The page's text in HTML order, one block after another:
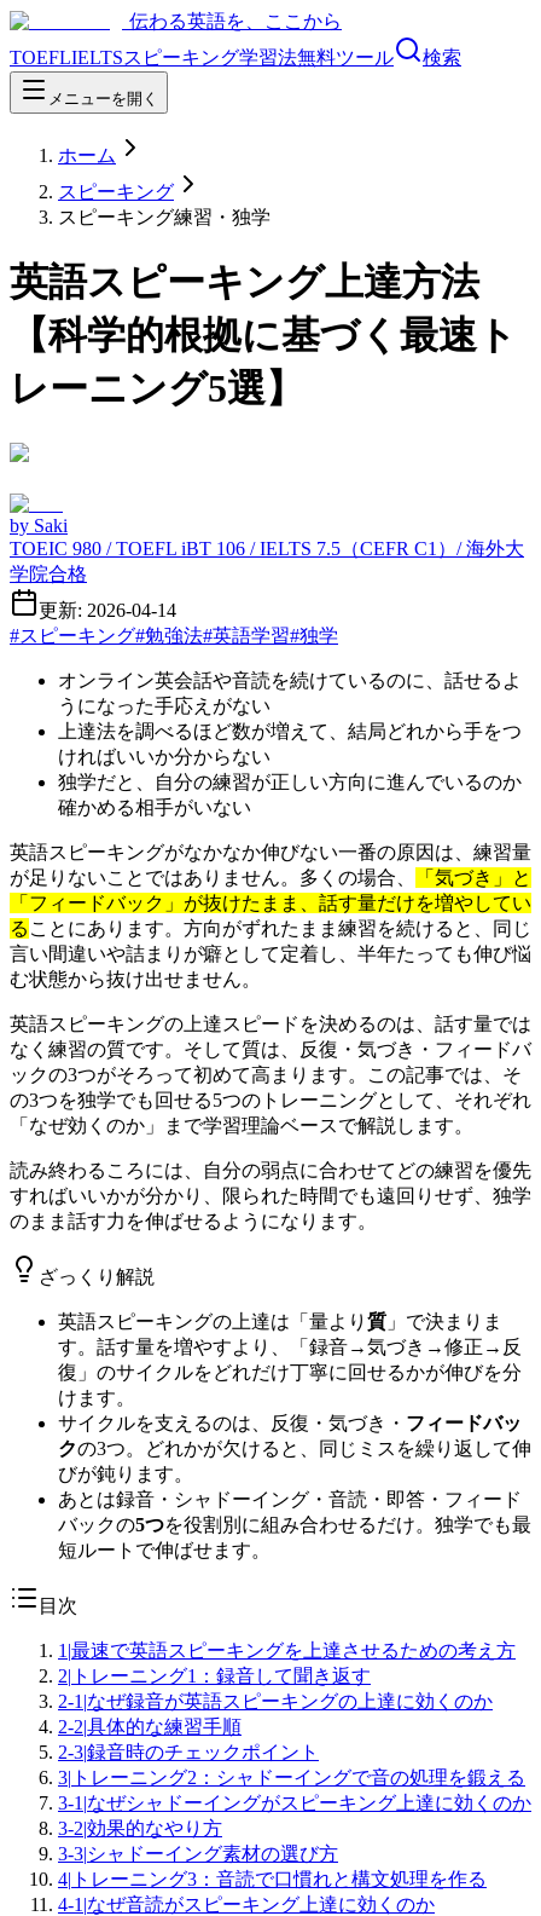
伝わる英語を、ここから
TOEFLIELTSスピーキング学習法無料ツール 検索
メニューを開く
ホーム
スピーキング
スピーキング練習・独学
英語スピーキング上達方法
【科学的根拠に基づく最速ト
レーニング5選】
by Saki
TOEIC 980 / TOEFL iBT 106 / IELTS 7.5（CEFR C1）/ 海外大
学院合格
更新: 2026-04-14
#スピーキング#勉強法#英語学習#独学
オンライン英会話や音読を続けているのに、話せるよ
うになった手応えがない
上達法を調べるほど数が増えて、結局どれから手をつ
ければいいか分からない
独学だと、自分の練習が正しい方向に進んでいるのか
確かめる相手がいない
英語スピーキングがなかなか伸びない一番の原因は、練習量
が足りないことではありません。多くの場合、
「気づき」と
「フィードバック」が抜けたまま、話す量だけを増やしてい
る ことにあります。方向がずれたまま練習を続けると、同じ
言い間違いや詰まりが癖として定着し、半年たっても伸び悩
む状態から抜け出せません。
英語スピーキングの上達スピードを決めるのは、話す量では
なく練習の質です。そして質は、反復・気づき・フィードバ
ックの3つがそろって初めて高まります。この記事では、そ
の3つを独学でも回せる5つのトレーニングとして、それぞれ
「なぜ効くのか」まで学習理論ベースで解説します。
読み終わるころには、自分の弱点に合わせてどの練習を優先
すればいいかが分かり、限られた時間でも遠回りせず、独学
のまま話す力を伸ばせるようになります。
ざっくり解説
英語スピーキングの上達は「量より 質 」で決まりま
す。話す量を増やすより、「録音→気づき→修正→反
復」のサイクルをどれだけ丁寧に回せるかが伸びを分
けます。
サイクルを支えるのは、反復・気づき・ フィードバッ
クの3つ。どれかが欠けると、同じミスを繰り返して伸
びが鈍ります。
あとは録音・シャドーイング・音読・即答・フィード
バックの5つを役割別に組み合わせるだけ。独学でも最
短ルートで伸ばせます。
目次
1 |最速で英語スピーキングを上達させるための考え方
2| トレーニング1：録音して聞き返す
2-1 |なぜ録音が英語スピーキングの上達に効くのか
2-2|具体的な練習手順
2-3|録音時のチェックポイント
3| トレーニング2：シャドーイングで音の処理を鍛える
3-1 |なぜシャドーイングがスピーキング上達に効くのか
3-2|効果的なやり方
3-3|シャドーイング素材の選び方
4| トレーニング3：音読で口慣れと構文処理を作る
4-1 |なぜ音読がスピーキング上達に効くのか